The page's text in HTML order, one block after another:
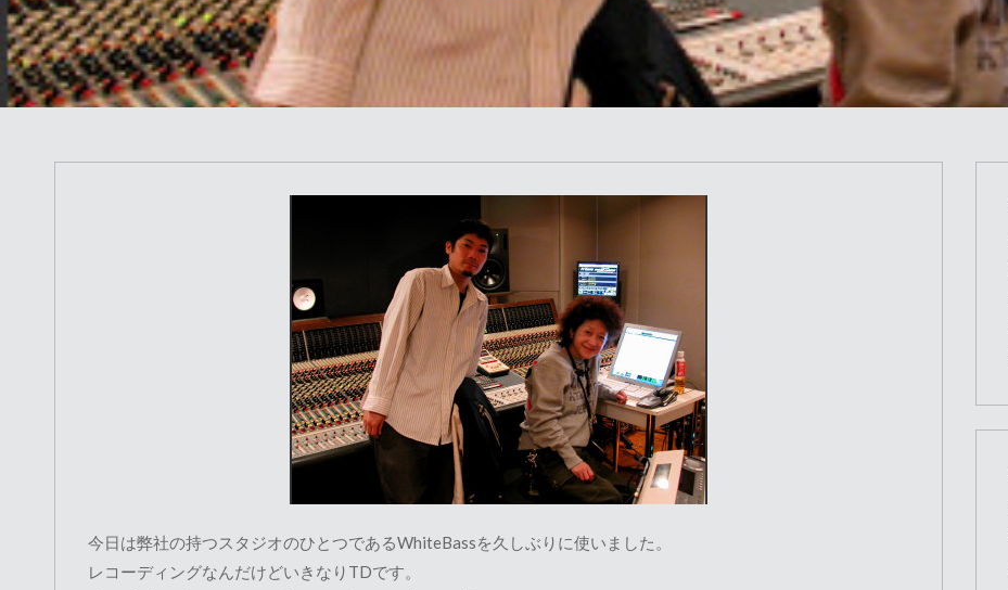
今日は弊社の持つスタジオのひとつであるWhiteBassを久しぶりに使いました。
レコーディングなんだけどいきなりTDです。